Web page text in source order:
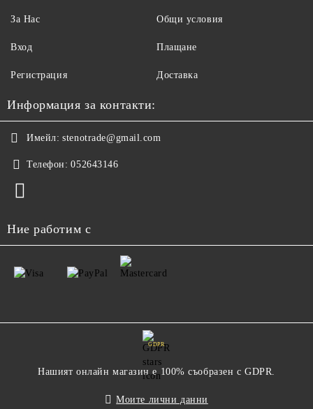
За Нас
Вход
Регистрация
Общи условия
Плащане
Доставка
Информация за контакти:
Имейл: stenotrade@gmail.com
Телефон: 052643146
Ние работим с
GDPR
Нашият онлайн магазин е 100% съобразен с GDPR.
Моите лични данни